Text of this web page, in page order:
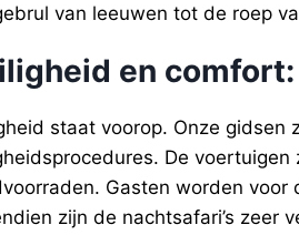
van leeuwen tot de roep
en comfort:
staat voorop. Onze gidsen
De voertuigen
Gasten worden
zijn de nachtsafari’s zeer